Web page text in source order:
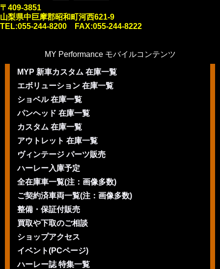
〒409-3851
山梨県中巨摩郡昭和町河西621-9
TEL:055-244-8200 FAX:055-244-8222
MY Performance モバイルコンテンツ
MYP 新車カスタム 在庫一覧
エボリューション 在庫一覧
ショベル 在庫一覧
パンヘッド 在庫一覧
カスタム 在庫一覧
アウトレット 在庫一覧
ヴィンテージ パーツ販売
ハーレー入庫予定
全在庫車一覧(注：画像多数)
ご契約済車両一覧(注：画像多数)
整備・保証付販売
買取や下取のご相談
ショップアクセス
イベント(PCページ)
ハーレー誌 特集一覧